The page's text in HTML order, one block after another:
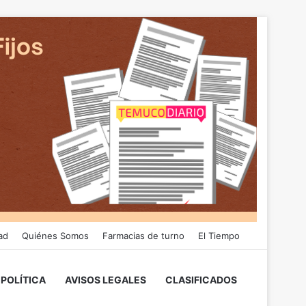
Quiénes Somos Farmacias de turno El Tiempo
POLÍTICA AVISOS LEGALES CLASIFICADOS